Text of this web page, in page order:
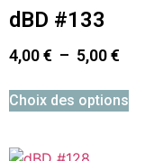
dBD #133
4,00€ – 5,00€
Choix des options